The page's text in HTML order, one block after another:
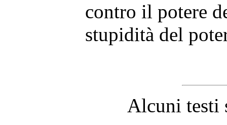
contro il potere
stupidità del
Alcuni testi